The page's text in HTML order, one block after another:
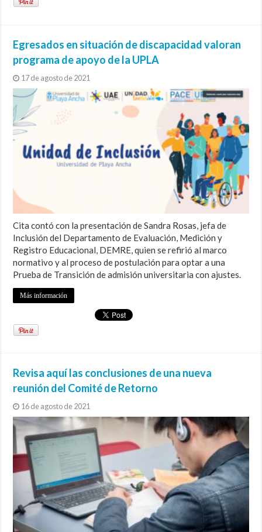
Egresados en situación de discapacidad valoran
programa de apoyo de la UPLA
17 de agosto de 2021
Cita contó con la presentación de Sandra Rosas, jefa de
Inclusión del Departamento de Evaluación, Medición y
Registro Educacional, DEMRE, quien se refirió al marco
normativo y al proceso de postulación para optar a una
Prueba de Transición de admisión universitaria con ajustes.
Más información
Revisa aquí las conclusiones de una nueva
reunión del Comité de Retorno
16 de agosto de 2021